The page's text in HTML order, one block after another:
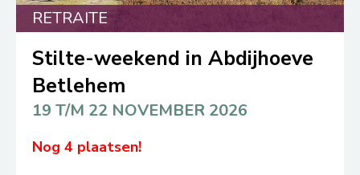
RETRAITE
Stilte-weekend in Abdijhoeve
Betlehem
19 T/M 22 NOVEMBER 2026
Nog 4 plaatsen!